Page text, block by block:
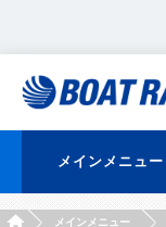
メインメニュー
HOMEメインメニュー